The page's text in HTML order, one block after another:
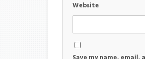
Website